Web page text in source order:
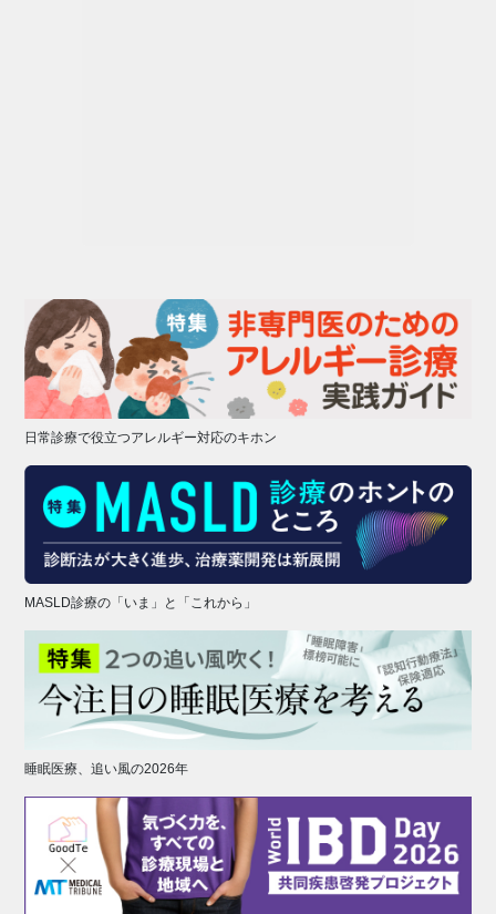
日常診療で役立つアレルギー対応のキホン
MASLD診療の「いま」と「これから」
睡眠医療、追い風の2026年